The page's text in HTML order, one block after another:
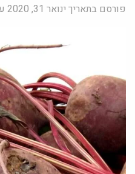
פורסם בתאריך ינואר 31, 2020 ע"י